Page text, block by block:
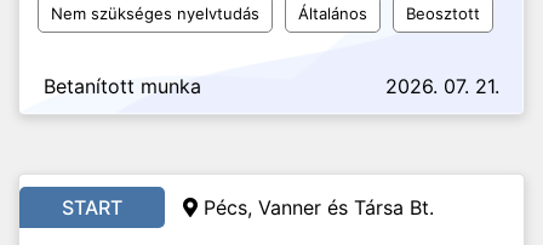
Nem szükséges nyelvtudás Általános Beosztott
Betanított munka 2026. 07. 21.
START Pécs, Vanner és Társa Bt.